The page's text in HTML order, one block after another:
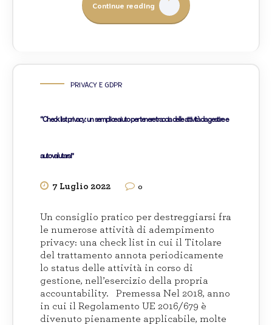
Continue reading
PRIVACY E GDPR
“Check list privacy: un semplice aiuto per tenere traccia delle attività da gestire e
autovalutarsi”
7 Luglio 2022 0
Un consiglio pratico per destreggiarsi fra
le numerose attività di adempimento
privacy: una check list in cui il Titolare
del trattamento annota periodicamente
lo status delle attività in corso di
gestione, nell’esercizio della propria
accountability. Premessa Nel 2018, anno
in cui il Regolamento UE 2016/679 è
divenuto pienamente applicabile, molte